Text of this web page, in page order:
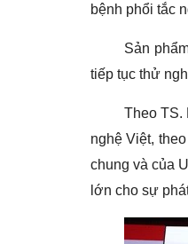
bệnh phổi tắc
Sản
tiếp tục thử
Theo TS.
nghệ Việt,
chung và của
lớn cho sự